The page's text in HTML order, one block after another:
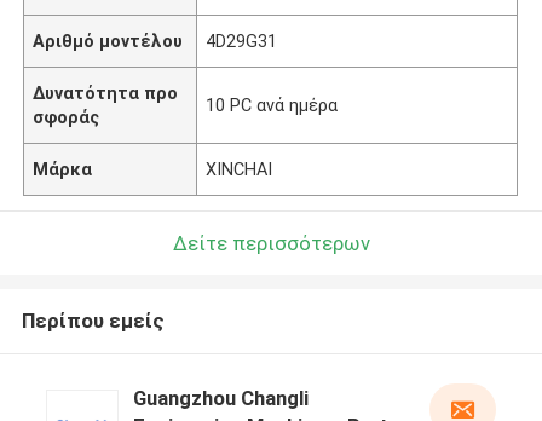
Αριθμό μοντέλου 4D29G31
Δυνατότητα προ
σφοράς
10 PC ανά ημέρα
Μάρκα XINCHAI
Δείτε περισσότερων
Περίπου εμείς
Guangzhou Changli